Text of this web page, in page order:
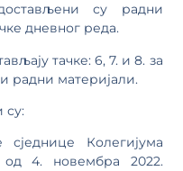
су радни
дневног реда.
тачке: 6, 7. и 8. за
радни материјали.
су:
Колегијума
4. новембра 2022.